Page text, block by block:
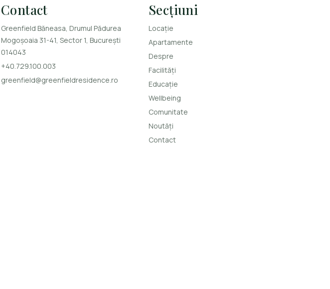
Contact
Greenfield Băneasa, Drumul Pădurea
Mogoșoaia 31-41, Sector 1, București
014043
+40.729.100.003
greenfield@greenfieldresidence.ro
Secțiuni
Locație
Apartamente
Despre
Facilități
Educație
Wellbeing
Comunitate
Noutăți
Contact